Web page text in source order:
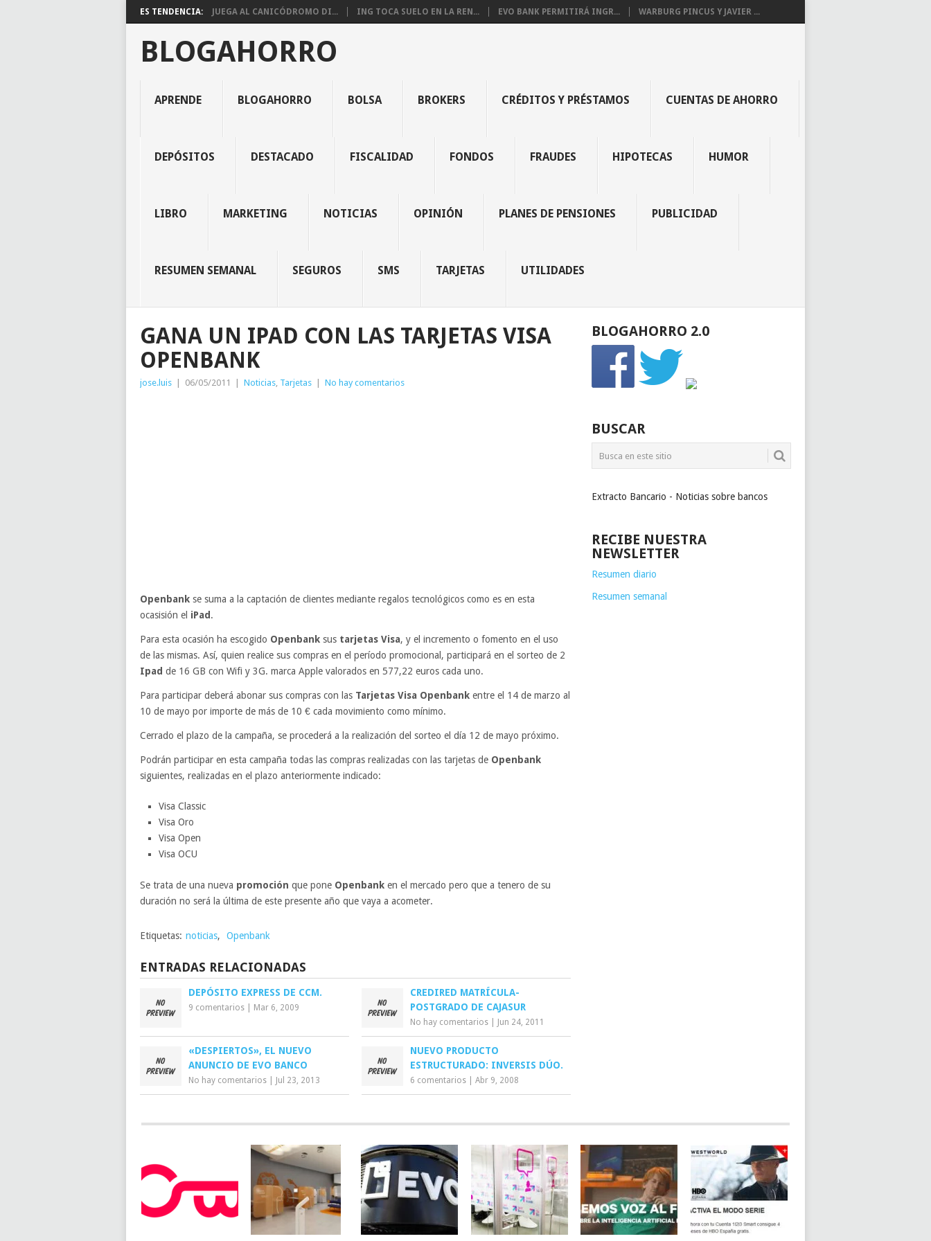
ES TENDENCIA: JUEGA AL CANICÓDROMO DI... ING TOCA SUELO EN LA REN... EVO BANK PERMITIRÁ INGR... WARBURG PINCUS Y JAVIER ...
BLOGAHORRO
APRENDE BLOGAHORRO BOLSA BROKERS CRÉDITOS Y PRÉSTAMOS CUENTAS DE AHORRO
DEPÓSITOS DESTACADO FISCALIDAD FONDOS FRAUDES HIPOTECAS HUMOR
LIBRO MARKETING NOTICIAS OPINIÓN PLANES DE PENSIONES PUBLICIDAD
RESUMEN SEMANAL SEGUROS SMS TARJETAS UTILIDADES
GANA UN IPAD CON LAS TARJETAS VISA
OPENBANK
jose.luis 06/05/2011 Noticias, Tarjetas No hay comentarios
Openbank se suma a la captación de clientes mediante regalos tecnológicos como es en esta
ocasisión el iPad .
Para esta ocasión ha escogido Openbank sus tarjetas Visa, y el incremento o fomento en el uso
de las mismas. Así, quien realice sus compras en el período promocional, participará en el sorteo de 2
Ipad de 16 GB con Wifi y 3G. marca Apple valorados en 577,22 euros cada uno.
Para participar deberá abonar sus compras con las Tarjetas Visa Openbank entre el 14 de marzo al
10 de mayo por importe de más de 10 € cada movimiento como mínimo.
Cerrado el plazo de la campaña, se procederá a la realización del sorteo el día 12 de mayo próximo.
Podrán participar en esta campaña todas las compras realizadas con las tarjetas de Openbank
siguientes, realizadas en el plazo anteriormente indicado:
Visa Classic
Visa Oro
Visa Open
Visa OCU
Se trata de una nueva promoción que pone Openbank en el mercado pero que a tenero de su
duración no será la última de este presente año que vaya a acometer.
Etiquetas: noticias, Openbank
ENTRADAS RELACIONADAS
DEPÓSITO EXPRESS DE CCM.
9 comentarios Mar 6, 2009
CREDIRED MATRÍCULA-
POSTGRADO DE CAJASUR
No hay comentarios Jun 24, 2011
«DESPIERTOS», EL NUEVO
ANUNCIO DE EVO BANCO
No hay comentarios Jul 23, 2013
NUEVO PRODUCTO
ESTRUCTURADO: INVERSIS DÚO.
6 comentarios |Abr 9, 2008
BLOGAHORRO 2.0
BUSCAR
Extracto Bancario - Noticias sobre bancos
RECIBE NUESTRA
NEWSLETTER
Resumen diario
Resumen semanal